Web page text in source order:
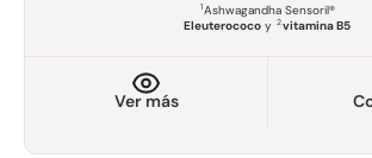
1Ashwagandha Sensoril®
Eleuterococo y 2vitamina B5
Ver más